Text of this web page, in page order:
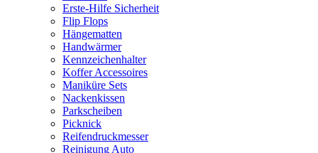
Erste-Hilfe Sicherheit
Flip Flops
Hängematten
Handwärmer
Kennzeichenhalter
Koffer Accessoires
Maniküre Sets
Nackenkissen
Parkscheiben
Picknick
Reifendruckmesser
Reinigung Auto